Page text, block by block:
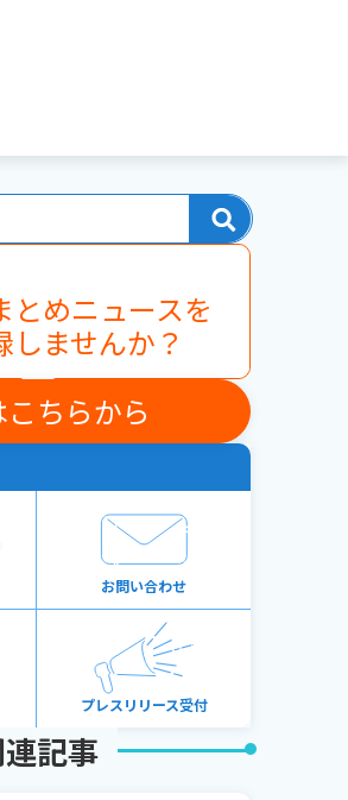
とめニュースを
しませんか？
ちらから
お問い合わせ
プレスリリース受付
記事